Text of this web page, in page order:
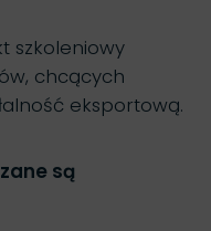
szkoleniowy
chcących
eksportową.
są